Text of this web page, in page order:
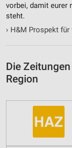
vorbei, damit eurer
steht.
› H&M Prospekt
Die
Region